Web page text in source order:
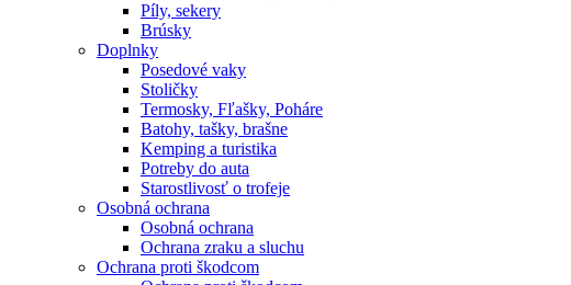
Píly, sekery
Brúsky
Doplnky
Posedové vaky
Stoličky
Termosky, Fľašky, Poháre
Batohy, tašky, brašne
Kemping a turistika
Potreby do auta
Starostlivosť o trofeje
Osobná ochrana
Osobná ochrana
Ochrana zraku a sluchu
Ochrana proti škodcom